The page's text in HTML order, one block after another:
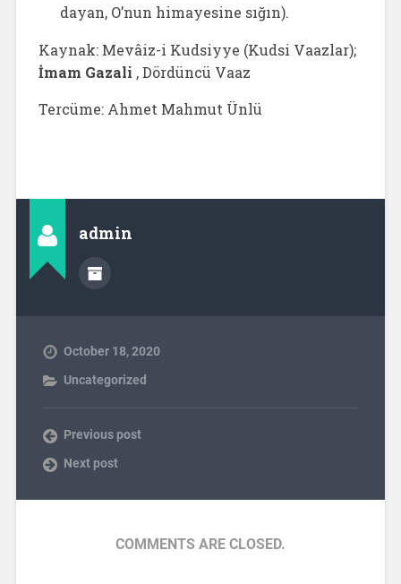
dayan, O’nun himayesine sığın).
Kaynak: Mevâiz-i Kudsiyye (Kudsi Vaazlar);
İmam Gazali , Dördüncü Vaaz
Tercüme: Ahmet Mahmut Ünlü
admin
October 18, 2020
Uncategorized
Previous post
Next post
COMMENTS ARE CLOSED.